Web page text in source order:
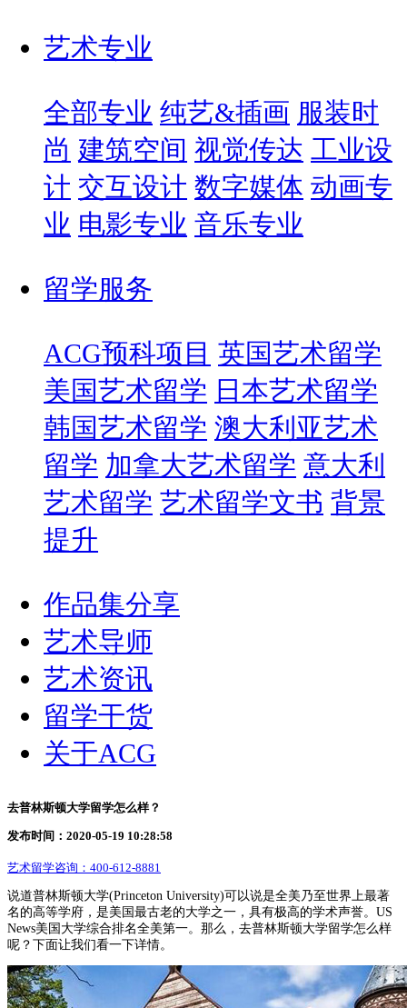
艺术专业
全部专业 纯艺&插画 服装时
尚 建筑空间 视觉传达 工业设
计 交互设计 数字媒体 动画专
业 电影专业 音乐专业
留学服务
ACG预科项目 英国艺术留学
美国艺术留学 日本艺术留学
韩国艺术留学 澳大利亚艺术
留学 加拿大艺术留学 意大利
艺术留学 艺术留学文书 背景
提升
作品集分享
艺术导师
艺术资讯
留学干货
关于ACG
去普林斯顿大学留学怎么样？
发布时间：2020-05-19 10:28:58
艺术留学咨询： 400-612-8881
说道普林斯顿大学(Princeton University)可以说是全美乃至世界上最著
名的高等学府，是美国最古老的大学之一，具有极高的学术声誉。US
News美国大学综合排名全美第一。那么，去普林斯顿大学留学怎么样
呢？下面让我们看一下详情。